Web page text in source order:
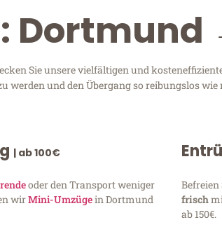
Sie unsere vielfältigen und
werden und den Übergang so reibungslos
| ab 100€
oder den Transport weniger
wirMini-Umzügein Dortmund
frisch
ab 150€.